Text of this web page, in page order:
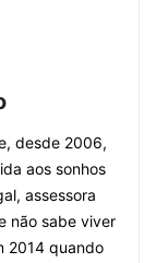
desde 2006,
aos sonhos
assessora
não sabe viver
2014 quando